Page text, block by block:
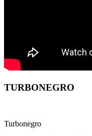
TURBONEGRO
Turbonegro